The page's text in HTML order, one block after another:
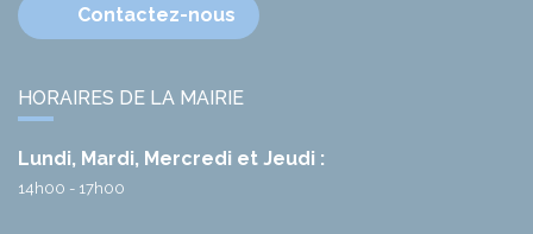
Contactez-nous
HORAIRES DE LA MAIRIE
Lundi, Mardi, Mercredi et Jeudi :
14h00 - 17h00